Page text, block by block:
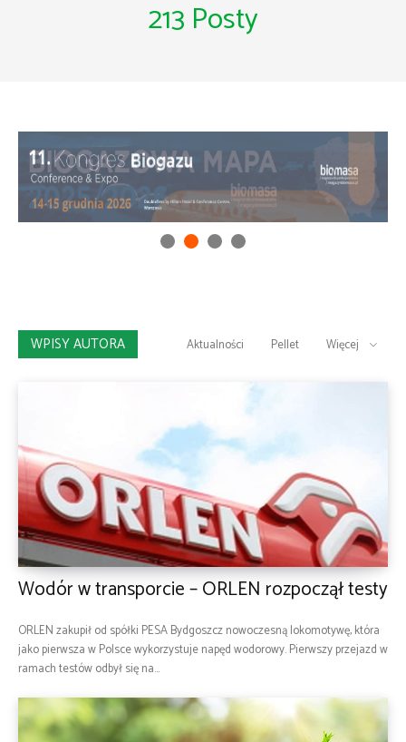
213 Posty
WPISY AUTORA Aktualności Pellet Więcej
Wodór w transporcie – ORLEN rozpoczął testy
ORLEN zakupił od spółki PESA Bydgoszcz nowoczesną lokomotywę, która
jako pierwsza w Polsce wykorzystuje napęd wodorowy. Pierwszy przejazd w
ramach testów odbył się na...